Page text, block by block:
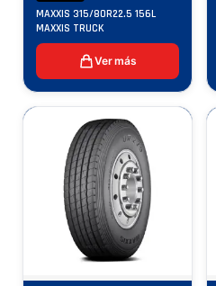
MAXXIS 315/80R22.5 156L
MAXXIS TRUCK
Ver más